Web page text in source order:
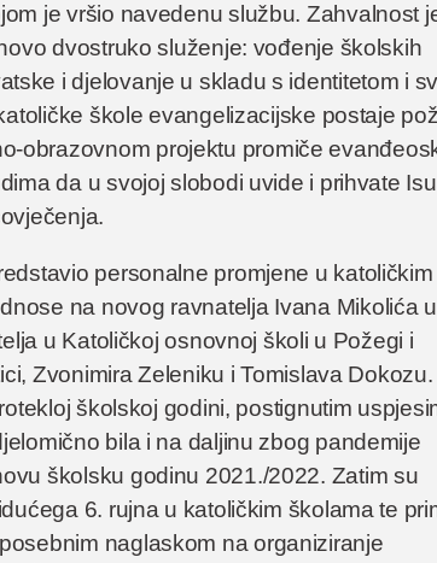
je vršio navedenu službu. Zahvalnost
dvostruko služenje: vođenje školskih
i djelovanje u skladu s identitetom i
škole evangelizacijske postaje
obrazovnom projektu promiče
da u svojoj slobodi uvide i prihvate
personalne promjene u katoličkim
na novog ravnatelja Ivana Mikolića u
u Katoličkoj osnovnoj školi u Požegi i
Zvonimira Zeleniku i Tomislava Dokozu.
školskoj godini, postignutim
bila i na daljinu zbog pandemije
školsku godinu 2021./2022. Zatim su
6. rujna u katoličkim školama te
naglaskom na organiziranje